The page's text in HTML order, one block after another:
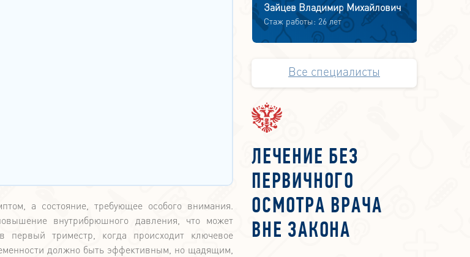
а состояние, требующее особого внимания.
внутрибрюшного давления, что может
первый триместр, когда происходит ключевое
должно быть эффективным, но щадящим,
Зайцев Владимир Михайлович
Стаж работы: 26 лет
Все специалисты
ЛЕЧЕНИЕ БЕЗ
ПЕРВИЧНОГО
ОСМОТРА ВРАЧА
ВНЕ ЗАКОНА